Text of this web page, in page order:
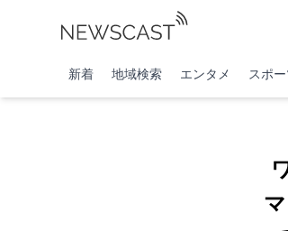
新着 地域検索 エンタメ スポ